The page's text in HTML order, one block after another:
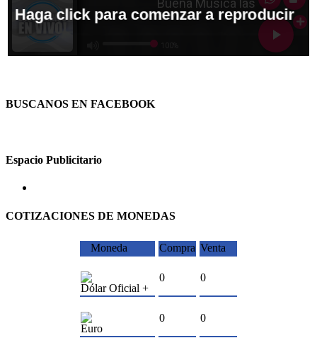
BUSCANOS EN FACEBOOK
Espacio Publicitario
COTIZACIONES DE MONEDAS
Moneda Compra Venta
Dólar Oficial +
0 0
Euro
0 0